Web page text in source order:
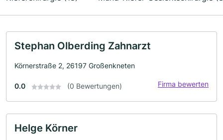
Stephan Olberding Zahnarzt
Körnerstraße 2, 26197 Großenkneten
0.0 (0 Bewertungen) Firma bewerten
Helge Körner